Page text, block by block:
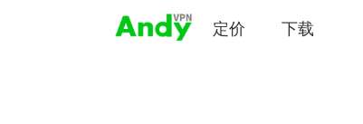
定价 下载